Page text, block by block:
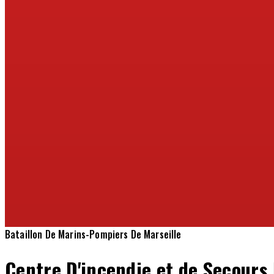
Bataillon De Marins-Pompiers De Marseille